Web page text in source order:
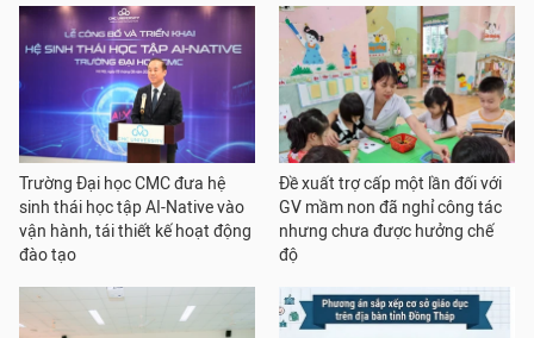
Trường Đại học CMC đưa hệ
sinh thái học tập AI-Native vào
vận hành, tái thiết kế hoạt động
đào tạo
Đề xuất trợ cấp một lần đối với
GV mầm non đã nghỉ công tác
nhưng chưa được hưởng chế
độ